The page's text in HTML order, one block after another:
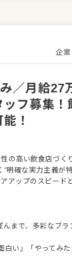
企業
／月給27
フ募集
！
の高い飲食店づく
明確な実力主義が特
アップのスピード
まで、多彩なブラ
い」「やってみ